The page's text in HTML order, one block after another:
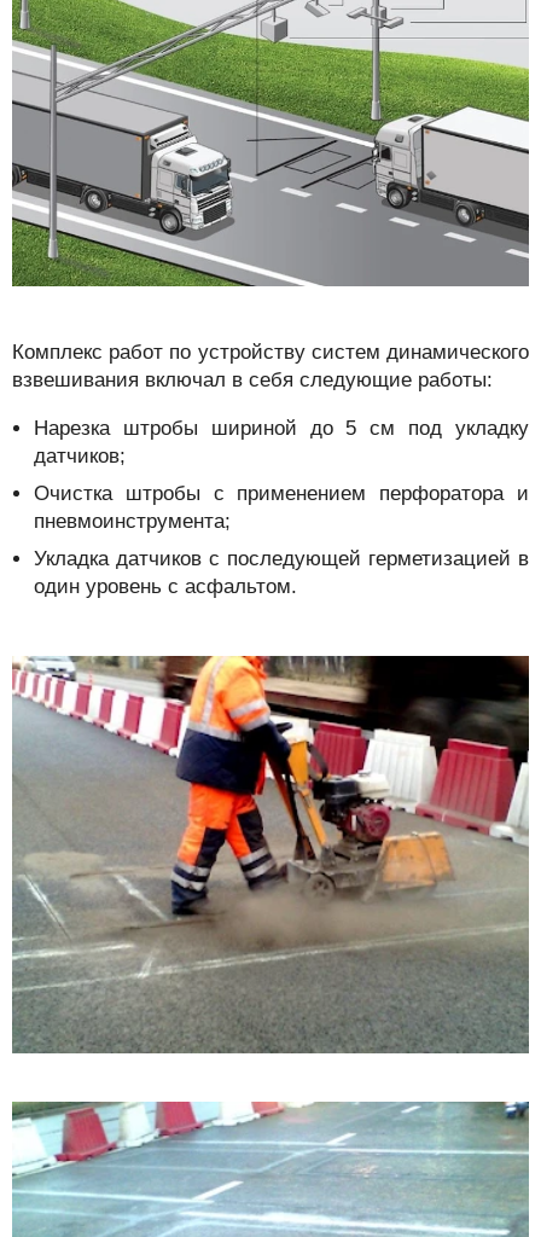
Комплекс работ по устройству систем динамического
взвешивания включал в себя следующие работы:
Нарезка штробы шириной до 5 см под укладку
датчиков;
Очистка штробы с применением перфоратора и
пневмоинструмента;
Укладка датчиков с последующей герметизацией в
один уровень с асфальтом.